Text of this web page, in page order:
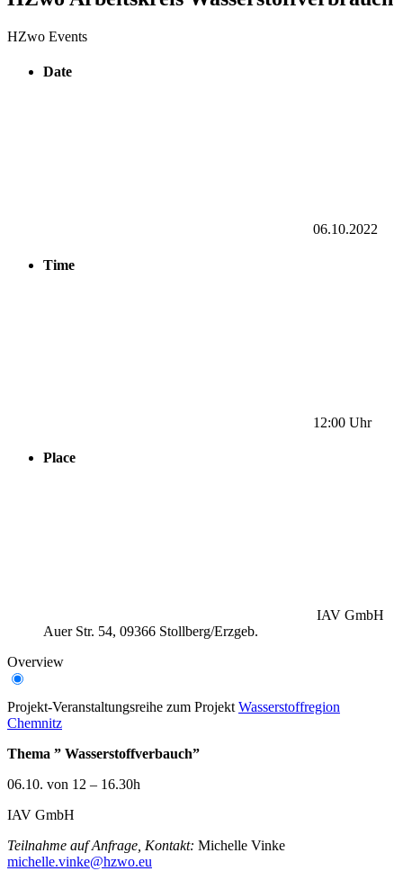
HZwo Events
Date
06.10.2022
Time
12:00 Uhr
Place
IAV GmbH
Auer Str. 54, 09366 Stollberg/Erzgeb.
Overview
Projekt-Veranstaltungsreihe zum ProjektWasserstoffregion
Chemnitz
Thema ” Wasserstoffverbauch”
06.10. von 12 – 16.30h
IAV GmbH
Teilnahme auf Anfrage, Kontakt: Michelle Vinke
michelle.vinke@hzwo.eu